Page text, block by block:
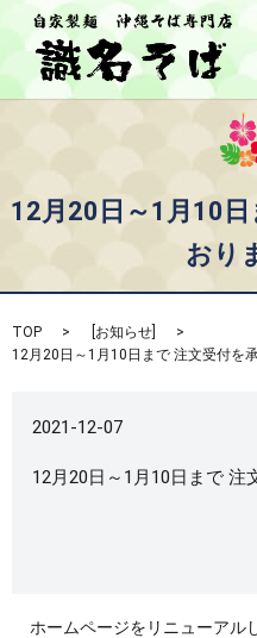
12月20日～1月10
おり
TOP お知らせ
12月20日～1月10日まで 注文受付を
2021-12-07
12月20日～1月10日まで 注
ホームページをリニューアル